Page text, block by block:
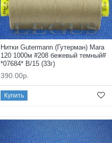
Нитки Gutermann (Гутерман) Mara
120 1000м #208 бежевый темный#
*07684* B/15 (33г)
390.00р.
Купить